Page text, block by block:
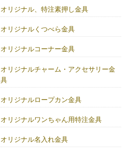
オリジナル、特注素押し金具
オリジナルくつべら金具
オリジナルコーナー金具
オリジナルチャーム・アクセサリー金
具
オリジナルロープカン金具
オリジナルワンちゃん用特注金具
オリジナル名入れ金具